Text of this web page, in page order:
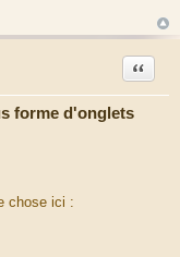
forme d'onglets
Citation
chose ici :